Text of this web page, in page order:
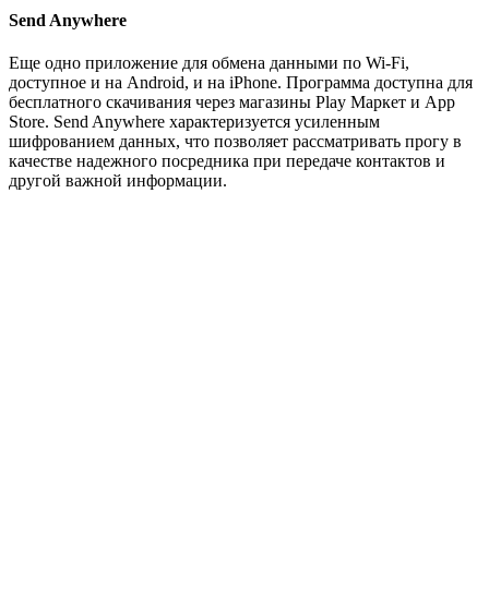
Send Anywhere
Еще одно приложение для обмена данными по Wi-Fi,
доступное и на Android, и на iPhone. Программа доступна для
бесплатного скачивания через магазины Play Маркет и App
Store. Send Anywhere характеризуется усиленным
шифрованием данных, что позволяет рассматривать прогу в
качестве надежного посредника при передаче контактов и
другой важной информации.